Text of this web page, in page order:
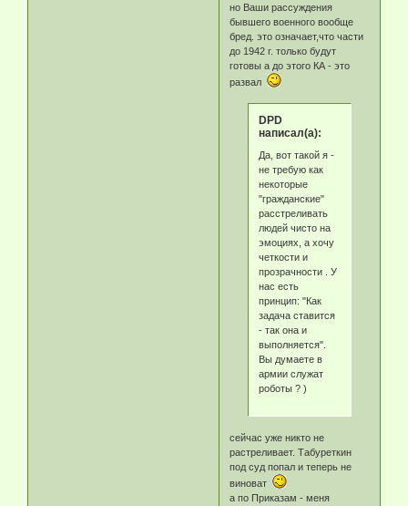
но Ваши рассуждения
бывшего военного вообще
бред. это означает,что части
до 1942 г. только будут
готовы а до этого КА - это
развал
DPD
написал(а):
Да, вот такой я -
не требую как
некоторые
"гражданские"
расстреливать
людей чисто на
эмоциях, а хочу
четкости и
прозрачности . У
нас есть
принцип: "Как
задача ставится
- так она и
выполняется".
Вы думаете в
армии служат
роботы ? )
сейчас уже никто не
растреливает. Табуреткин
под суд попал и теперь не
виноват
а по Приказам - меня